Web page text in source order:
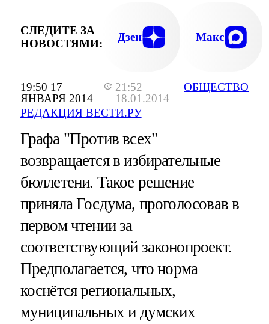
19:50 17
ЯНВАРЯ 2014
21:52
18.01.2014
РЕДАКЦИЯ ВЕСТИ.РУ
ОБЩЕСТВО
СЛЕДИТЕ ЗА
НОВОСТЯМИ:
Дзен Макс
Графа "Против всех"
возвращается в избирательные
бюллетени. Такое решение
приняла Госдума, проголосовав в
первом чтении за
соответствующий законопроект.
Предполагается, что норма
коснётся региональных,
муниципальных и думских